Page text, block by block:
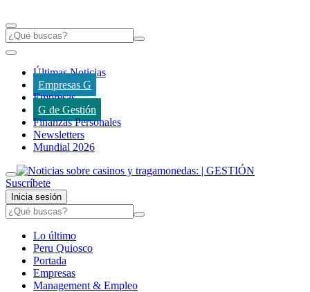
Últimas Noticias
Empresas G
Empresas
G de Gestión
Finanzas Personales
Newsletters
Mundial 2026
Suscríbete
Inicia sesión
Lo último
Peru Quiosco
Portada
Empresas
Management & Empleo